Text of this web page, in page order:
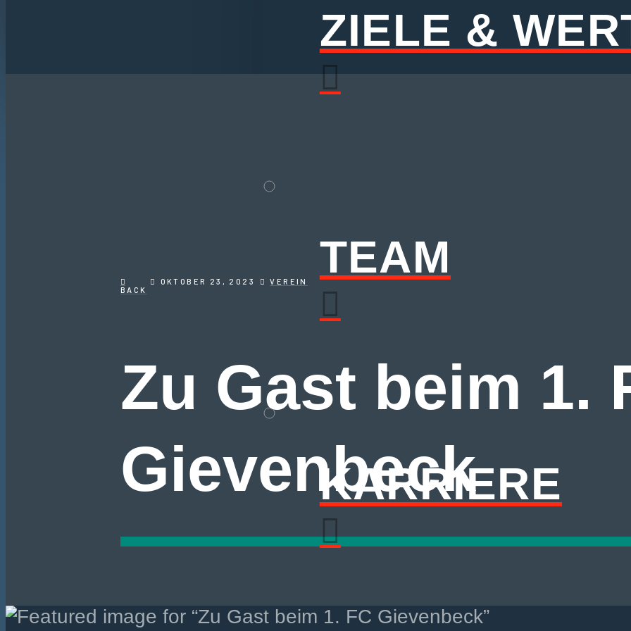
ZIELE &
TEAM
KARRIERE
BACK
OKTOBER 23, 2023 VEREIN
Zu Gast beim 1.
Gievenbeck